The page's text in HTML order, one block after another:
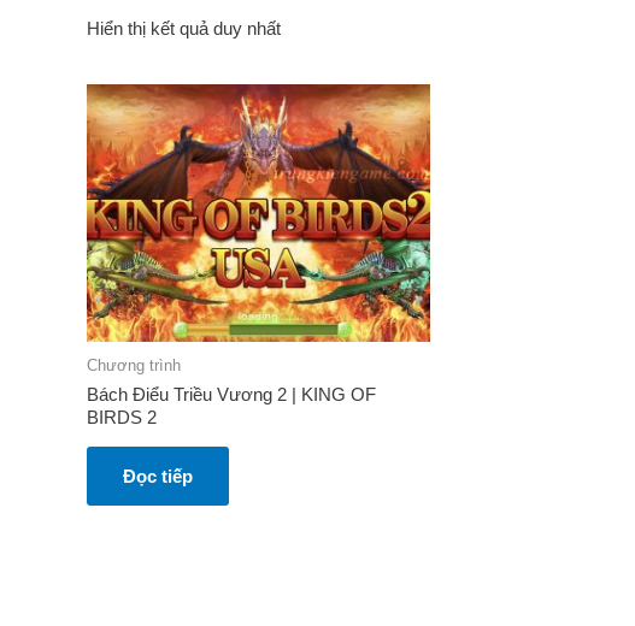
Hiển thị kết quả duy nhất
Chương trình
Bách Điểu Triều Vương 2 | KING OF
BIRDS 2
Đọc tiếp